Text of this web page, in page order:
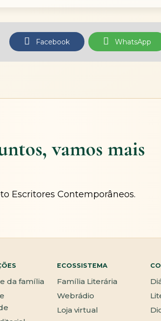
Facebook WhatsApp
vamos mais
Escritores Contemporâneos.
da família
ECOSSISTEMA
Família Literária
Webrádio
Loja virtual